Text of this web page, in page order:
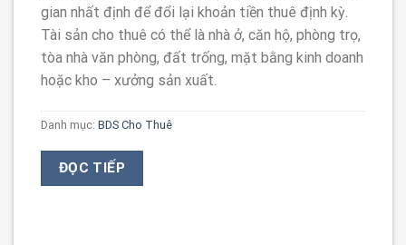
gian nhất định để đổi lại khoản tiền thuê định kỳ.
Tài sản cho thuê có thể là nhà ở, căn hộ, phòng trọ,
tòa nhà văn phòng, đất trống, mặt bằng kinh doanh
hoặc kho – xưởng sản xuất.
Danh mục: BDS Cho Thuê
ĐỌC TIẾP